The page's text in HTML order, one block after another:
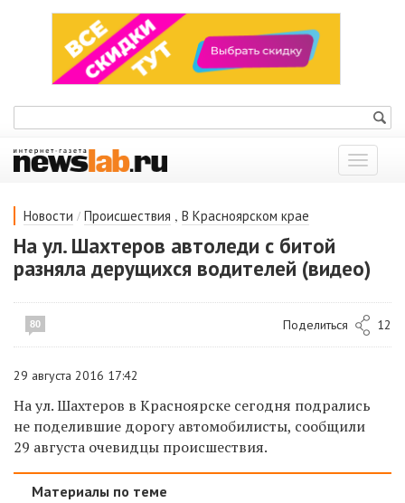
Показать
меню
Новости / Происшествия , В Красноярском крае
На ул. Шахтеров автоледи с битой
разняла дерущихся водителей (видео)
80 Поделиться 12
29 августа 2016 17:42
На ул. Шахтеров в Красноярске сегодня подрались
не поделившие дорогу автомобилисты, сообщили
29 августа очевидцы происшествия.
Материалы по теме